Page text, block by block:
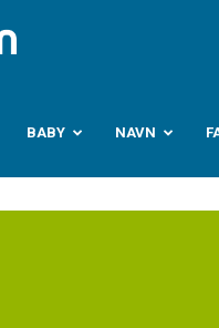
Babyverden.no
BABY NAVN